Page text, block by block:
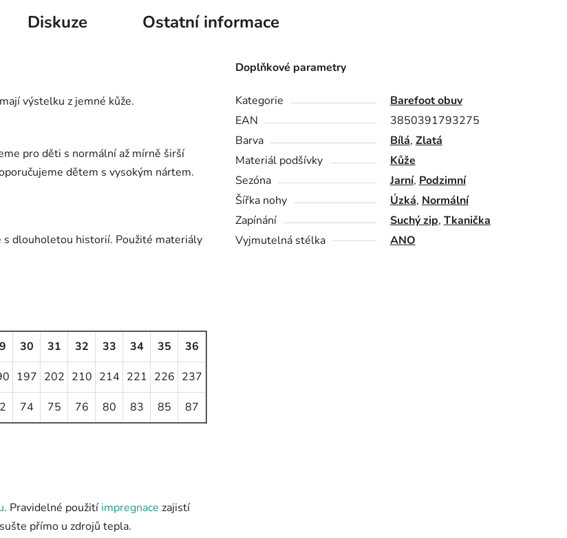
Diskuze Ostatní informace
výstelku z jemné kůže.
pro děti s normální až mírně širší
dětem s vysokým nártem.
s dlouholetou historií. Použité materiály
30 31 32 33 34 35
36
197 202 210 214 221 226 237
74 75 76 80 83 85 87
. Pravidelné použití impregnace zajistí
přímo u zdrojů tepla.
Doplňkové parametry
Kategorie
Barefoot obuv
EAN
3850391793275
Barva
Bílá, Zlatá
Materiál podšívky
Kůže
Sezóna
Jarní, Podzimní
Šířka nohy
Úzká, Normální
Zapínání
Suchý zip, Tkanička
Vyjmutelná stélka
ANO